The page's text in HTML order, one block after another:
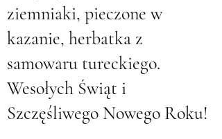
ziemniaki, pieczone w
kazanie, herbatka z
samowaru tureckiego.
Wesołych Świąt i
Szczęśliwego Nowego Roku!